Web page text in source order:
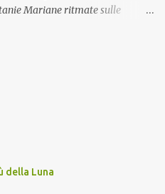
Mariane ritmate sulle
della Luna